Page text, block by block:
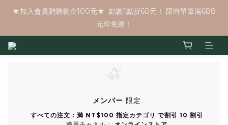
★加入會員贈購物金100元★  點數1點折60元！ 限時單筆滿688
元即免運！
メンバー 限定
すべての注文：満 NT$100 指定カテゴリ で割引 10 割引